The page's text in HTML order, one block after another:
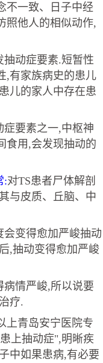
不一致、日子中经
照他人的相似动作,
动症要素.短暂性
,有家族病史的患儿
儿的家人中存在患
症要素之一,中枢神
食用,会发现抽动的
:对TS患者尸体解剖
与皮质、丘脑、中
会变得愈加严峻抽动
,抽动变得愈加严峻
情严峻,所以说要
疗.
青岛安宁医院专
上抽动症",明晰疾
中如果患病,有必要